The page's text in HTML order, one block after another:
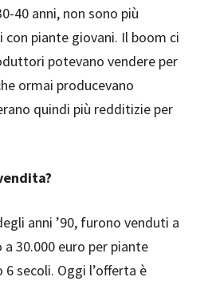
40 anni, non sono più
piante giovani. Il boom ci
potevano vendere per
ormai producevano
quindi più redditizie per
anni ’90, furono venduti a
30.000 euro per piante
secoli. Oggi l’offerta è